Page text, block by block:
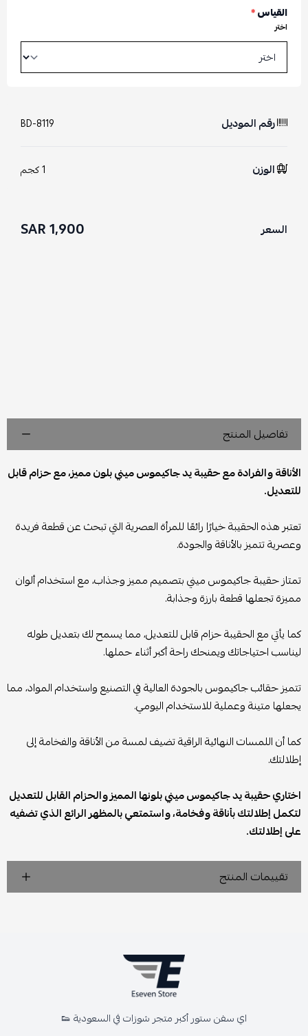
القياس*
اختر
رقم الموديل BD-8119
الوزن 1 كجم
السعر 1,900 SAR
تفاصيل المنتج
الأناقة والفرادة مع حقيبة يد جاكيموس ميني بلون مميز، مع حزام قابل
للتعديل.
تعتبر هذه الحقيبة خيارًا رائعًا للمرأة العصرية التي تبحث عن قطعة فريدة
وعصرية تتميز بالأناقة والجودة.
تمتاز حقيبة جاكيموس ميني بتصميم مميز وجذاب، مع استخدام ألوان
مميزة تجعلها قطعة بارزة وجذابة.
كما يأتي مع الحقيبة حزام قابل للتعديل، مما يسمح لك بتعديل طوله
ليناسب احتياجاتك ويمنحك راحة أكبر أثناء حملها.
تتميز حقائب جاكيموس بالجودة العالية في التصنيع واستخدام المواد، مما
يجعلها متينة وعملية للاستخدام اليومي.
كما أن اللمسات النهائية الراقية تضيف لمسة من الأناقة والفخامة إلى
إطلالتك.
اختاري حقيبة يد جاكيموس ميني بلونها المميز والحزام القابل للتعديل
لتكمل إطلالتك بأناقة وفخامة، واستمتعي بالمظهر الرائع الذي تضفيه
على إطلالتك.
تقييمات المنتج
اي سفن ستور أكبر متجر شوزات في السعودية 👟